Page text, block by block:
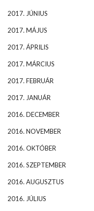
2017. JÚNIUS
2017. MÁJUS
2017. ÁPRILIS
2017. MÁRCIUS
2017. FEBRUÁR
2017. JANUÁR
2016. DECEMBER
2016. NOVEMBER
2016. OKTÓBER
2016. SZEPTEMBER
2016. AUGUSZTUS
2016. JÚLIUS